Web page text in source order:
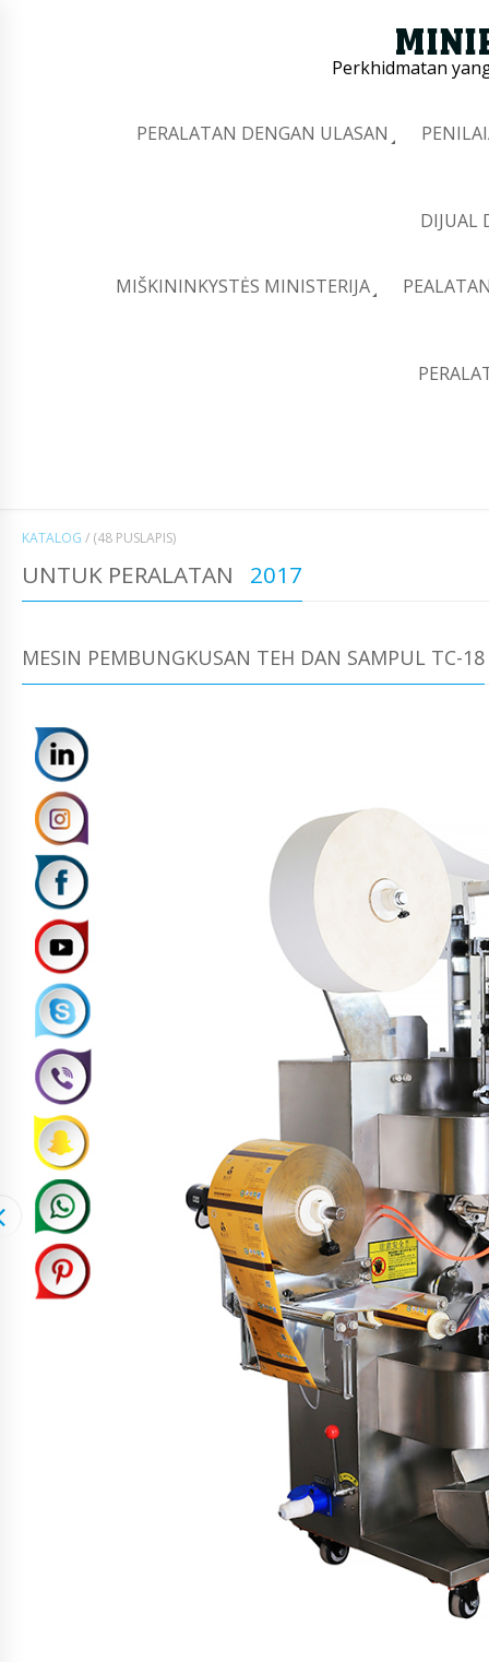
Perkhidmatan
PERALATAN DENGAN ULASAN
DIJUAL
MIŠKININKYSTĖS MINISTERIJA
KATALOG / (48 PUSLAPIS)
UNTUK PERALATAN 2017
MESIN PEMBUNGKUSAN TEH DAN SAMPUL TC-18